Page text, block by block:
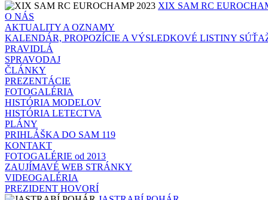
XIX SAM RC
O NÁS
AKTUALITY A OZNAMY
KALENDÁR, PROPOZÍCIE A VÝSLEDKOVÉ LISTINY
PRAVIDLÁ
SPRAVODAJ
ČLÁNKY
PREZENTÁCIE
FOTOGALÉRIA
HISTÓRIA MODELOV
HISTÓRIA LETECTVA
PLÁNY
PRIHLÁŠKA DO SAM 119
KONTAKT
FOTOGALÉRIE od 2013
ZAUJÍMAVÉ WEB STRÁNKY
VIDEOGALÉRIA
PREZIDENT HOVORÍ